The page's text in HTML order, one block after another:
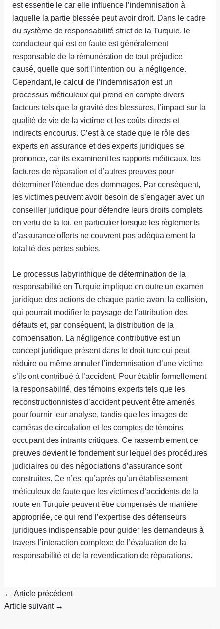
est essentielle car elle influence l’indemnisation à
laquelle la partie blessée peut avoir droit. Dans le cadre
du système de responsabilité strict de la Turquie, le
conducteur qui est en faute est généralement
responsable de la rémunération de tout préjudice
causé, quelle que soit l’intention ou la négligence.
Cependant, le calcul de l’indemnisation est un
processus méticuleux qui prend en compte divers
facteurs tels que la gravité des blessures, l’impact sur la
qualité de vie de la victime et les coûts directs et
indirects encourus. C’est à ce stade que le rôle des
experts en assurance et des experts juridiques se
prononce, car ils examinent les rapports médicaux, les
factures de réparation et d’autres preuves pour
déterminer l’étendue des dommages. Par conséquent,
les victimes peuvent avoir besoin de s’engager avec un
conseiller juridique pour défendre leurs droits complets
en vertu de la loi, en particulier lorsque les règlements
d’assurance offerts ne couvrent pas adéquatement la
totalité des pertes subies.
Le processus labyrinthique de détermination de la
responsabilité en Turquie implique en outre un examen
juridique des actions de chaque partie avant la collision,
qui pourrait modifier le paysage de l’attribution des
défauts et, par conséquent, la distribution de la
compensation. La négligence contributive est un
concept juridique présent dans le droit turc qui peut
réduire ou même annuler l’indemnisation d’une victime
s’ils ont contribué à l’accident. Pour établir formellement
la responsabilité, des témoins experts tels que les
reconstructionnistes d’accident peuvent être amenés
pour fournir leur analyse, tandis que les images de
caméras de circulation et les comptes de témoins
occupant des intrants critiques. Ce rassemblement de
preuves devient le fondement sur lequel des procédures
judiciaires ou des négociations d’assurance sont
construites. Ce n’est qu’après qu’un établissement
méticuleux de faute que les victimes d’accidents de la
route en Turquie peuvent être compensés de manière
appropriée, ce qui rend l’expertise des défenseurs
juridiques indispensable pour guider les demandeurs à
travers l’interaction complexe de l’évaluation de la
responsabilité et de la revendication de réparations.
← Article précédent
Article suivant →